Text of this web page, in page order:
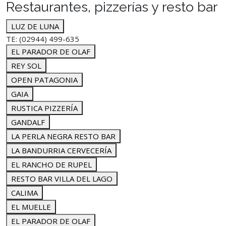
Restaurantes, pizzerías y resto bar
LUZ DE LUNA
TE: (02944) 499-635
EL PARADOR DE OLAF
REY SOL
OPEN PATAGONIA
GAIA
RUSTICA PIZZERÍA
GANDALF
LA PERLA NEGRA RESTO BAR
LA BANDURRIA CERVECERÍA
EL RANCHO DE RUPEL
RESTO BAR VILLA DEL LAGO
CALIMA
EL MUELLE
EL PARADOR DE OLAF